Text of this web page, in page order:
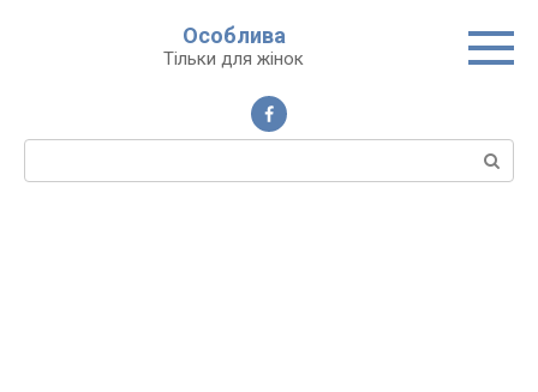
Особлива
Тільки для жінок
Пошук: